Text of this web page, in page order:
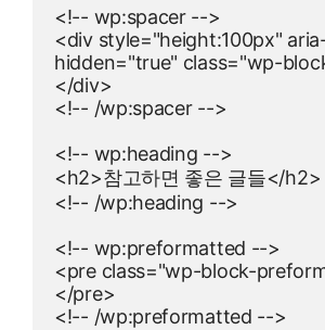
<!-- wp:spacer -->
<div style="height:100px"
hidden="true" class="wp-
</div>
<!-- /wp:spacer -->
<!-- wp:heading -->
<h2>참고하면 좋은 글들</h2>
<!-- /wp:heading -->
<!-- wp:preformatted -->
<pre class="wp-block-
</pre>
<!-- /wp:preformatted -->